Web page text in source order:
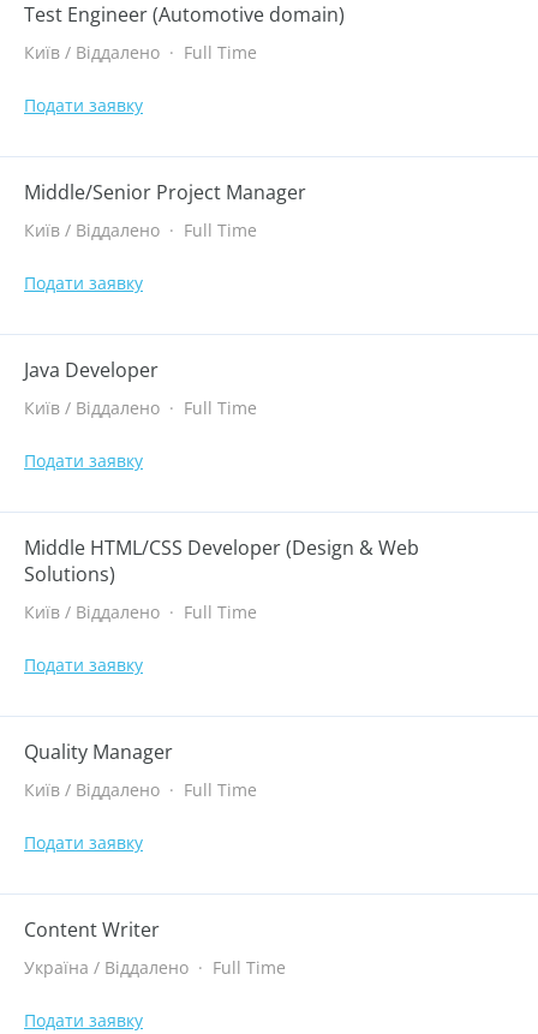
Test Engineer (Automotive domain)
Київ / Віддалено · Full Time
Подати заявку
Middle/Senior Project Manager
Київ / Віддалено · Full Time
Подати заявку
Java Developer
Київ / Віддалено · Full Time
Подати заявку
Middle HTML/CSS Developer (Design & Web
Solutions)
Київ / Віддалено · Full Time
Подати заявку
Quality Manager
Київ / Віддалено · Full Time
Подати заявку
Content Writer
Україна / Віддалено · Full Time
Подати заявку